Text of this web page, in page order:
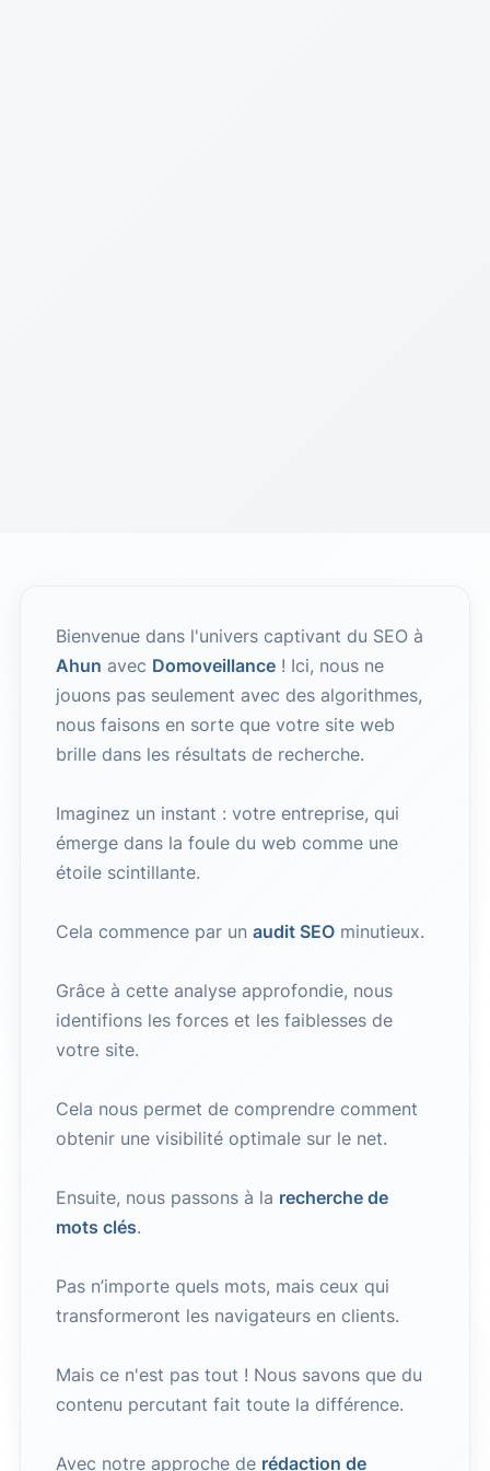
Bienvenue dans l'univers captivant du SEO à
Ahun avec Domoveillance! Ici, nous ne
jouons pas seulement avec des algorithmes,
nous faisons en sorte que votre site web
brille dans les résultats de recherche.
Imaginez un instant : votre entreprise, qui
émerge dans la foule du web comme une
étoile scintillante.
Cela commence par un audit SEOminutieux.
Grâce à cette analyse approfondie, nous
identifions les forces et les faiblesses de
votre site.
Cela nous permet de comprendre comment
obtenir une visibilité optimale sur le net.
Ensuite, nous passons à la recherche de
mots clés.
Pas n’importe quels mots, mais ceux qui
transformeront les navigateurs en clients.
Mais ce n'est pas tout ! Nous savons que du
contenu percutant fait toute la différence.
Avec notre approche de rédaction de